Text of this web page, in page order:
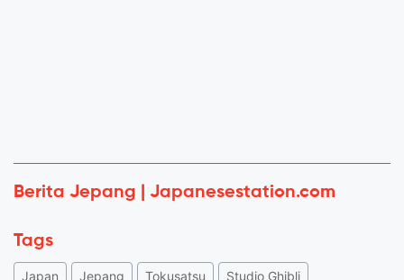
Berita Jepang | Japanesestation.com
Tags
Japan Jepang Tokusatsu Studio Ghibli